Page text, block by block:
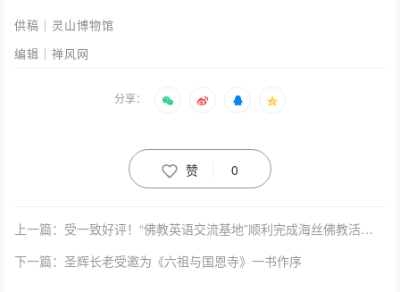
供稿｜灵山博物馆
编辑｜禅风网
分享：
赞 0
上一篇：受一致好评！“佛教英语交流基地”顺利完成海丝佛教活动翻译工作
下一篇：圣辉长老受邀为《六祖与国恩寺》一书作序